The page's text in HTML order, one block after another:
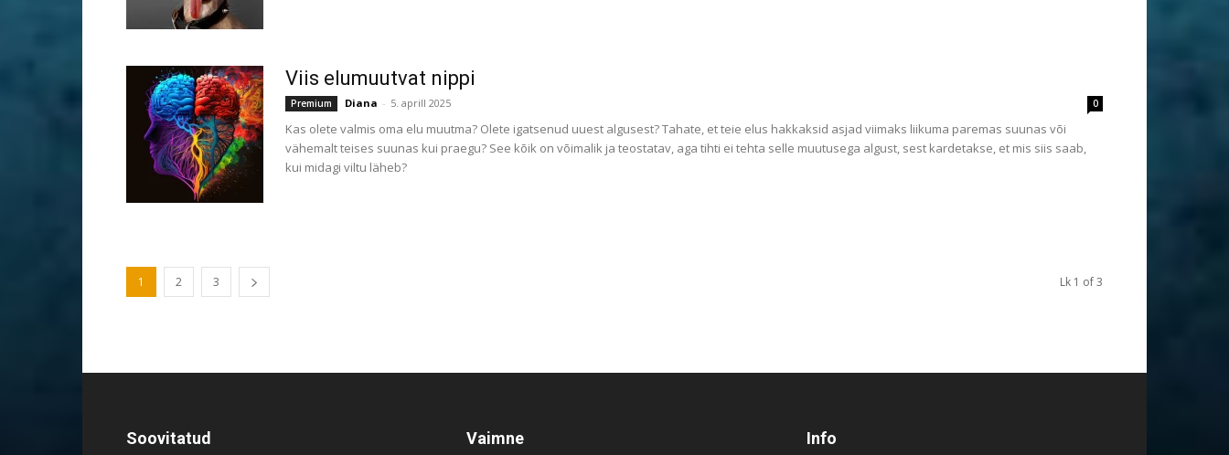
Viis elumuutvat nippi
Premium Diana - 5. aprill 2025 0
Kas olete valmis oma elu muutma? Olete igatsenud uuest algusest? Tahate, et teie elus hakkaksid asjad viimaks liikuma paremas suunas või
vähemalt teises suunas kui praegu? See kõik on võimalik ja teostatav, aga tihti ei tehta selle muutusega algust, sest kardetakse, et mis siis saab,
kui midagi viltu läheb?
1 2 3 Lk 1 of 3
Soovitatud Vaimne Info